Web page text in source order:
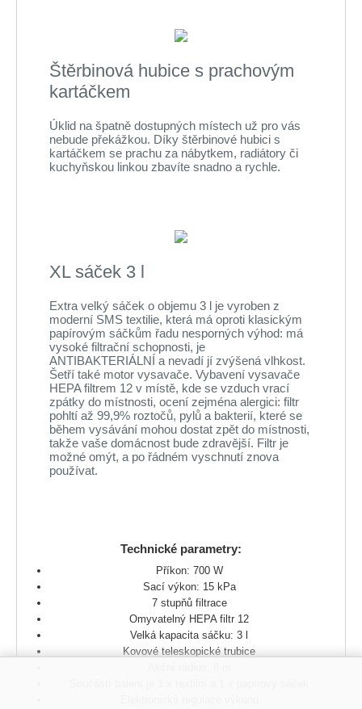
Štěrbinová hubice s prachovým
kartáčkem
Úklid na špatně dostupných místech už pro vás
nebude překážkou. Díky štěrbinové hubici s
kartáčkem se prachu za nábytkem, radiátory či
kuchyňskou linkou zbavíte snadno a rychle.
XL sáček 3 l
Extra velký sáček o objemu 3 l je vyroben z
moderní SMS textilie, která má oproti klasickým
papírovým sáčkům řadu nesporných výhod: má
vysoké filtrační schopnosti, je
ANTIBAKTERIÁLNÍ a nevadí jí zvýšená vlhkost.
Šetří také motor vysavače. Vybavení vysavače
HEPA filtrem 12 v místě, kde se vzduch vrací
zpátky do místnosti, ocení zejména alergici: filtr
pohltí až 99,9% roztočů, pylů a bakterií, které se
během vysávání mohou dostat zpět do místnosti,
takže vaše domácnost bude zdravější. Filtr je
možné omýt, a po řádném vyschnutí znova
používat.
Technické parametry:
Příkon: 700 W
Sací výkon: 15 kPa
7 stupňů filtrace
Omyvatelný HEPA filtr 12
Velká kapacita sáčku: 3 l
Kovové teleskopické trubice